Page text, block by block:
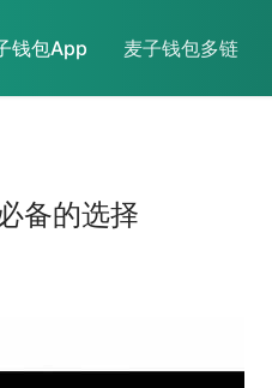
钱包App 麦子钱包多链
备的选择